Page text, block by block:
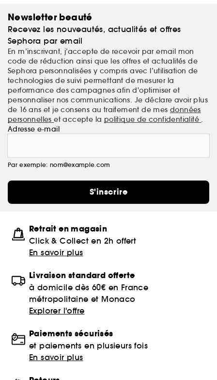
Newsletter beauté
Recevez les nouveautés, actualités et offres
Sephora par email
En m’inscrivant, j’accepte de recevoir par email mon
code de réduction ainsi que les offres et actualités de
Sephora personnalisées y compris avec l’utilisation de
technologies de suivi permettant de mesurer la
performance des campagnes afin d'optimiser et
personnaliser nos communications. Je déclare avoir plus
de 16 ans et je consens au traitement de mes données
personnelleset accepte la politique de confidentialité .
Adresse e-mail
Par exemple: nom@example.com
S'inscrire
Retrait en magasin
Click & Collect en 2h offert
En savoir plus
Livraison standard offerte
à domicile dès 60€ en France
métropolitaine et Monaco
Explorer l'offre
Paiements sécurisés
et paiements en plusieurs fois
En savoir plus